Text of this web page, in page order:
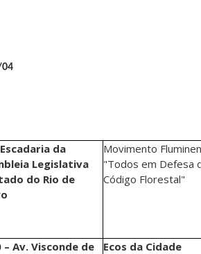
da
Legislativa
do Rio de
Movimento
"Todos em Defesa
Código Florestal"
– Av. Visconde de
Ecos da Cidade